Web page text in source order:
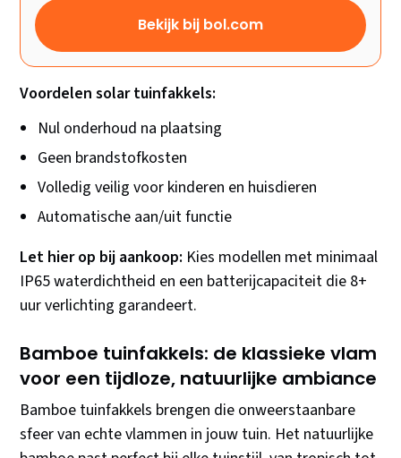
Bekijk bij bol.com
Voordelen solar tuinfakkels:
Nul onderhoud na plaatsing
Geen brandstofkosten
Volledig veilig voor kinderen en huisdieren
Automatische aan/uit functie
Let hier op bij aankoop: Kies modellen met minimaal
IP65 waterdichtheid en een batterijcapaciteit die 8+
uur verlichting garandeert.
Bamboe tuinfakkels: de klassieke vlam
voor een tijdloze, natuurlijke ambiance
Bamboe tuinfakkels brengen die onweerstaanbare
sfeer van echte vlammen in jouw tuin. Het natuurlijke